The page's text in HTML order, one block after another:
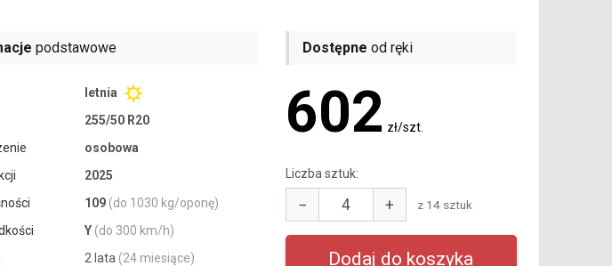
podstawowe
letnia
255/50 R20
osobowa
2025
109 (do 1030 kg/oponę)
Y (do 300 km/h)
2 lata (24 miesiące)
Dostępne od ręki
602 zł/szt.
Liczba sztuk:
− + z 14 sztuk